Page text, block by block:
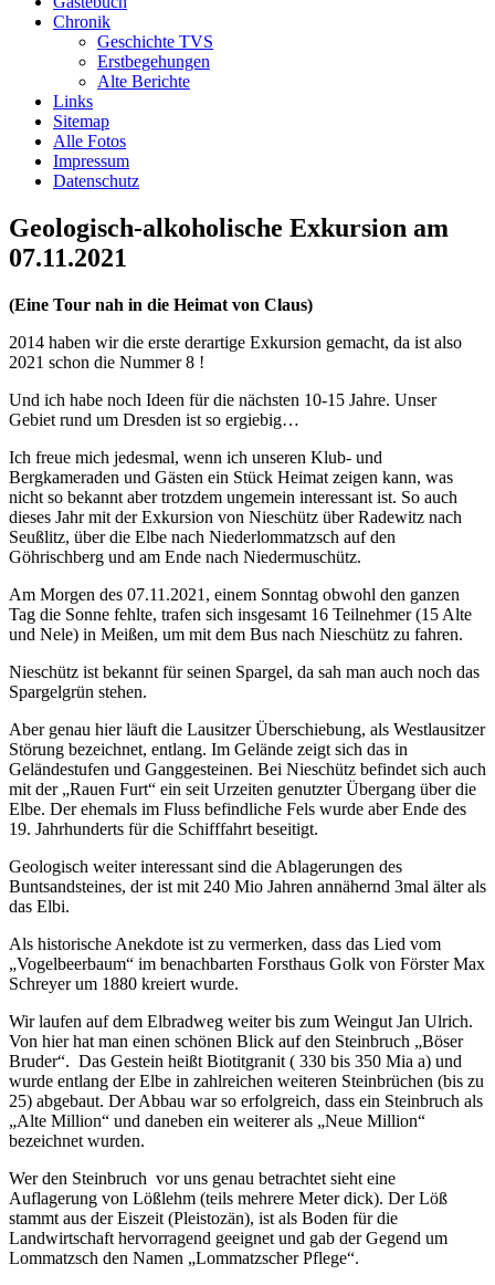
100.Stiftungsfest
Bericht lesen
Unser Gästebuch
Wir würden uns über einen
Eintrag in unser Gästebuch
freuen.
Link zum Gästebuch
Ein paar Fotos von
unseren Aktivitäten
Viel Spaß beim schauen...
100 Jahre TVS 1914 – unser
100.Stiftungsfest
Bericht lesen
Unser Gästebuch
Wir würden uns über einen
Eintrag in unser Gästebuch
Link zum Gästebuch
unseren Aktivitäten
Link zur Fotoshow
Aktivitäten
100 Jahre TVS 1914 – unser
100.Stiftungsfest
Bericht lesen
Wir würden uns über einen
Eintrag in unser Gästebuch
freuen.
Link zum Gästebuch
Ein paar Fotos von
unseren Aktivitäten
Viel Spaß beim schauen...
Link zur Fotoshow
Aktivitäten
100 Jahre TVS 1914 – unser
100.Stiftungsfest
Chronik
Geschichte TVS
Erstbegehungen
Alte Berichte
Links
Sitemap
Alle Fotos
Impressum
Datenschutz
Geologisch-alkoholische Exkursion am
07.11.2021
(Eine Tour nah in die Heimat von Claus)
2014 haben wir die erste derartige Exkursion gemacht, da ist also
2021 schon die Nummer 8 !
Und ich habe noch Ideen für die nächsten 10-15 Jahre. Unser
Gebiet rund um Dresden ist so ergiebig…
Ich freue mich jedesmal, wenn ich unseren Klub- und
Bergkameraden und Gästen ein Stück Heimat zeigen kann, was
nicht so bekannt aber trotzdem ungemein interessant ist. So auch
dieses Jahr mit der Exkursion von Nieschütz über Radewitz nach
Seußlitz, über die Elbe nach Niederlommatzsch auf den
Göhrischberg und am Ende nach Niedermuschütz.
Am Morgen des 07.11.2021, einem Sonntag obwohl den ganzen
Tag die Sonne fehlte, trafen sich insgesamt 16 Teilnehmer (15 Alte
und Nele) in Meißen, um mit dem Bus nach Nieschütz zu fahren.
Nieschütz ist bekannt für seinen Spargel, da sah man auch noch das
Spargelgrün stehen.
Aber genau hier läuft die Lausitzer Überschiebung, als Westlausitzer
Störung bezeichnet, entlang. Im Gelände zeigt sich das in
Geländestufen und Ganggesteinen. Bei Nieschütz befindet sich auch
mit der „Rauen Furt“ ein seit Urzeiten genutzter Übergang über die
Elbe. Der ehemals im Fluss befindliche Fels wurde aber Ende des
19. Jahrhunderts für die Schifffahrt beseitigt.
Geologisch weiter interessant sind die Ablagerungen des
Buntsandsteines, der ist mit 240 Mio Jahren annähernd 3mal älter als
das Elbi.
Als historische Anekdote ist zu vermerken, dass das Lied vom
„Vogelbeerbaum“ im benachbarten Forsthaus Golk von Förster Max
Schreyer um 1880 kreiert wurde.
Wir laufen auf dem Elbradweg weiter bis zum Weingut Jan Ulrich.
Von hier hat man einen schönen Blick auf den Steinbruch „Böser
Bruder“. Das Gestein heißt Biotitgranit ( 330 bis 350 Mia a) und
wurde entlang der Elbe in zahlreichen weiteren Steinbrüchen (bis zu
25) abgebaut. Der Abbau war so erfolgreich, dass ein Steinbruch als
„Alte Million“ und daneben ein weiterer als „Neue Million“
bezeichnet wurden.
Wer den Steinbruch vor uns genau betrachtet sieht eine
Auflagerung von Lößlehm (teils mehrere Meter dick). Der Löß
stammt aus der Eiszeit (Pleistozän), ist als Boden für die
Landwirtschaft hervorragend geeignet und gab der Gegend um
Lommatzsch den Namen „Lommatzscher Pflege“.